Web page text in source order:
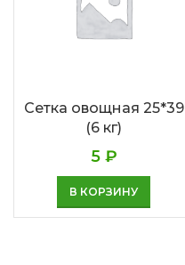
Сетка овощная 25*39
(6 кг)
5 ₽
В КОРЗИНУ